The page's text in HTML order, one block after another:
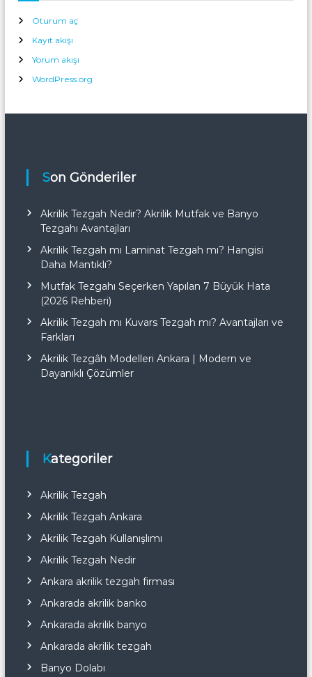
Oturum aç
Kayıt akışı
Yorum akışı
WordPress.org
Son Gönderiler
Akrilik Tezgah Nedir? Akrilik Mutfak ve Banyo
Tezgahı Avantajları
Akrilik Tezgah mı Laminat Tezgah mı? Hangisi
Daha Mantıklı?
Mutfak Tezgahı Seçerken Yapılan 7 Büyük Hata
(2026 Rehberi)
Akrilik Tezgah mı Kuvars Tezgah mı? Avantajları ve
Farkları
Akrilik Tezgâh Modelleri Ankara | Modern ve
Dayanıklı Çözümler
Kategoriler
Akrilik Tezgah
Akrilik Tezgah Ankara
Akrilik Tezgah Kullanışlımı
Akrilik Tezgah Nedir
Ankara akrilik tezgah firması
Ankarada akrilik banko
Ankarada akrilik banyo
Ankarada akrilik tezgah
Banyo Dolabı